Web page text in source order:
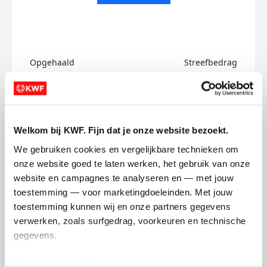
Welkom bij KWF. Fijn dat je onze website bezoekt.
We gebruiken cookies en vergelijkbare technieken om
onze website goed te laten werken, het gebruik van onze
website en campagnes te analyseren en — met jouw
toestemming — voor marketingdoeleinden. Met jouw
toestemming kunnen wij en onze partners gegevens
verwerken, zoals surfgedrag, voorkeuren en technische
gegevens.
Opgehaald
€66
Streefbedrag
€33
Esther's badges